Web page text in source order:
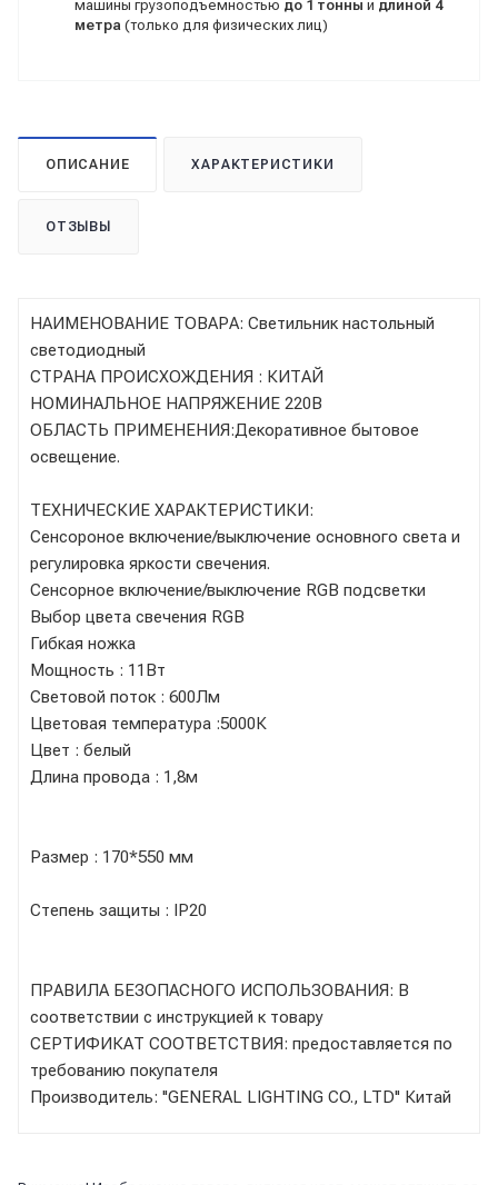
машины грузоподъемностью до 1 тонны и длиной 4
метра (только для физических лиц)
ОПИСАНИЕ ХАРАКТЕРИСТИКИ
ОТЗЫВЫ
НАИМЕНОВАНИЕ ТОВАРА: Светильник настольный
светодиодный
СТРАНА ПРОИСХОЖДЕНИЯ : КИТАЙ
НОМИНАЛЬНОЕ НАПРЯЖЕНИЕ 220В
ОБЛАСТЬ ПРИМЕНЕНИЯ:Декоративное бытовое
освещение.
ТЕХНИЧЕСКИЕ ХАРАКТЕРИСТИКИ:
Сенсороное включение/выключение основного света и
регулировка яркости свечения.
Сенсорное включение/выключение RGB подсветки
Выбор цвета свечения RGB
Гибкая ножка
Мощность : 11Вт
Световой поток : 600Лм
Цветовая температура :5000К
Цвет : белый
Длина провода : 1,8м
Размер : 170*550 мм
Степень защиты : IP20
ПРАВИЛА БЕЗОПАСНОГО ИСПОЛЬЗОВАНИЯ: В
соответствии с инструкцией к товару
СЕРТИФИКАТ СООТВЕТСТВИЯ: предоставляется по
требованию покупателя
Производитель: ''GENERAL LIGHTING CO., LTD'' Китай